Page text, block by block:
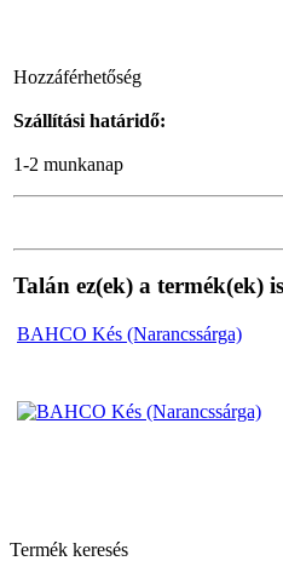
Hozzáférhetőség
Szállítási határidő:
1-2 munkanap
Talán ez(ek) a termék(ek)
BAHCO Kés (Narancssárga)
Termék keresés
BAHCO Metszőolló
PG-12
BAHCO 5db-os
csillagkulcs készlet.